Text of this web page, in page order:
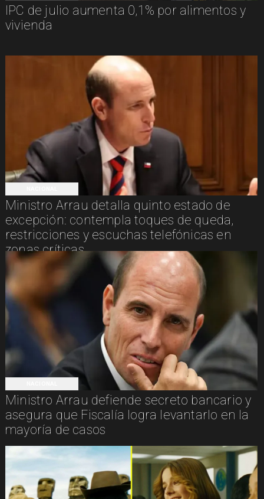
IPC de julio aumenta 0,1% por alimentos y
vivienda
Ministro Arrau detalla quinto estado de
excepción: contempla toques de queda,
restricciones y escuchas telefónicas en
zonas críticas
Ministro Arrau defiende secreto bancario y
asegura que Fiscalía logra levantarlo en la
mayoría de casos